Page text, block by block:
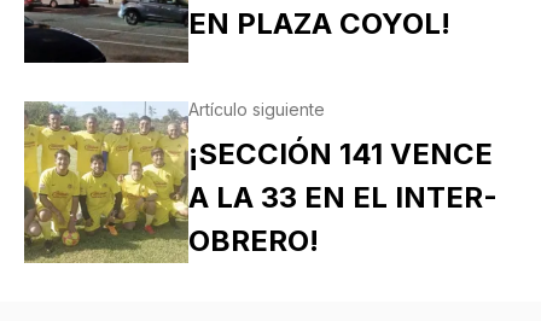
EN PLAZA COYOL!
Artículo siguiente
¡SECCIÓN 141 VENCE
A LA 33 EN EL INTER-
OBRERO!